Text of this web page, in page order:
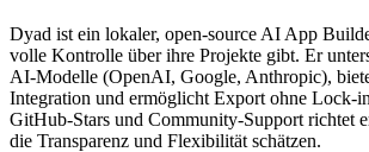
Dyad ist ein lokaler, open-source AI App
volle Kontrolle über ihre Projekte gibt. Er
AI-Modelle (OpenAI, Google, Anthropic),
Integration und ermöglicht Export ohne Lock-
GitHub-Stars und Community-Support richtet
die Transparenz und Flexibilität schätzen.